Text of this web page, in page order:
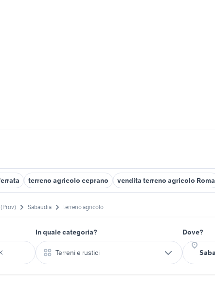
terreno agricolo ceprano vendita terreno agricolo Roma
Sabaudia terreno agricolo
In quale categoria?
Terreni e rustici
Dove?